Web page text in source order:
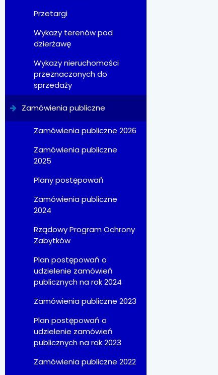
Przetargi
Wykazy terenów pod
dzierżawę
Wykazy nieruchomości
przeznaczonych do
sprzedaży
Zamówienia publiczne
Zamówienia publiczne 2026
Zamówienia publiczne
2025
Plany postępowań
Zamówienia publiczne
2024
Rządowy Program Ochrony
Zabytków
Plan postępowań o
udzielenie zamówień
publicznych na rok 2024
Zamówienia publiczne 2023
Plan postępowań o
udzielenie zamówień
publicznych na rok 2023
Zamówienia publiczne 2022